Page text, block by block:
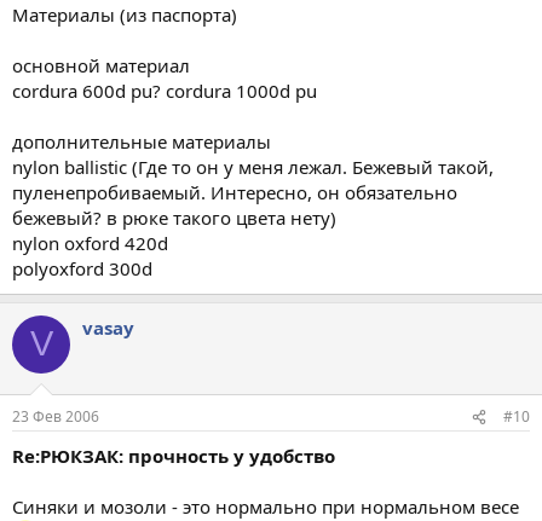
Материалы (из паспорта)
основной материал
cordura 600d pu? cordura 1000d pu
дополнительные материалы
nylon ballistic (Где то он у меня лежал. Бежевый такой,
пуленепробиваемый. Интересно, он обязательно
бежевый? в рюке такого цвета нету)
nylon oxford 420d
polyoxford 300d
V vasay
23 Фев 2006 #10
Re:РЮКЗАК: прочность у удобство
Синяки и мозоли - это нормально при нормальном весе